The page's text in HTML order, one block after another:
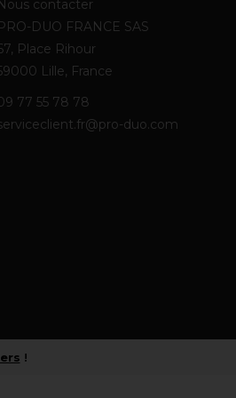
contacter
DUO FRANCE SAS
Place Rihour
Lille, France
77 55 78 78
duo.com
!